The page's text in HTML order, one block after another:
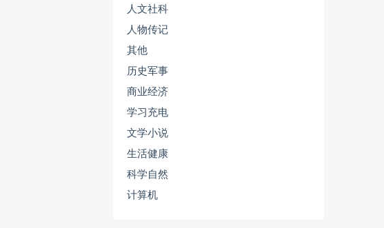
人文社科
人物传记
其他
历史军事
商业经济
学习充电
文学小说
生活健康
科学自然
计算机